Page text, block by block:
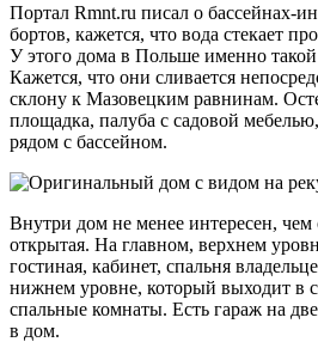
Портал Rmnt.ru писал о бассейнах-
бортов, кажется, что вода стекает
У этого дома в Польше именно такой
Кажется, что они сливается
склону к Мазовецким равнинам.
площадка, палуба с садовой
рядом с бассейном.
Внутри дом не менее интересен,
открытая. На главном, верхнем
гостиная, кабинет, спальня
нижнем уровне, который выходит в
спальные комнаты. Есть гараж на
в дом.